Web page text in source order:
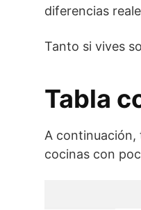
diferencias
Tanto si vives
Tabla
A continuación,
cocinas con